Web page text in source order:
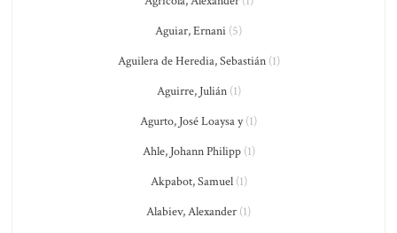
Aguiar, Ernani (5)
Aguilera de Heredia, Sebastián(1)
Aguirre, Julián(1)
Agurto, José Loaysa y(1)
Ahle, Johann Philipp(1)
Akpabot, Samuel(1)
Alabiev, Alexander (1)